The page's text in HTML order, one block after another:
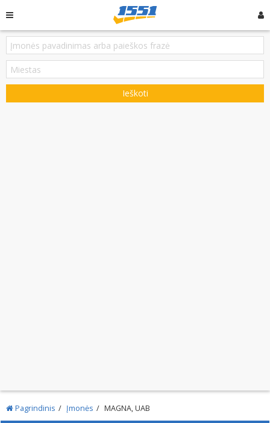
Ieškoti
Pagrindinis Įmonės MAGNA, UAB